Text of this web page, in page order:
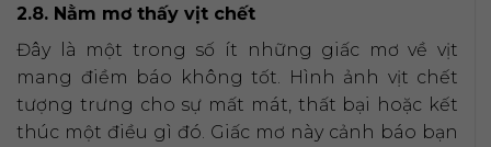
2.8. Nằm mơ thấy vịt chết
Đây là một trong số ít những giấc mơ về vịt
mang điềm báo không tốt. Hình ảnh vịt chết
tượng trưng cho sự mất mát, thất bại hoặc kết
thúc một điều gì đó. Giấc mơ này cảnh báo bạn